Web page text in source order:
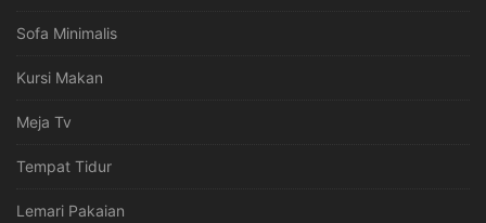
Sofa Minimalis
Kursi Makan
Meja Tv
Tempat Tidur
Lemari Pakaian